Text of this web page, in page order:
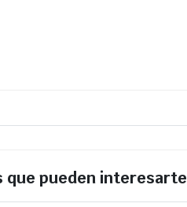
que pueden interesarte